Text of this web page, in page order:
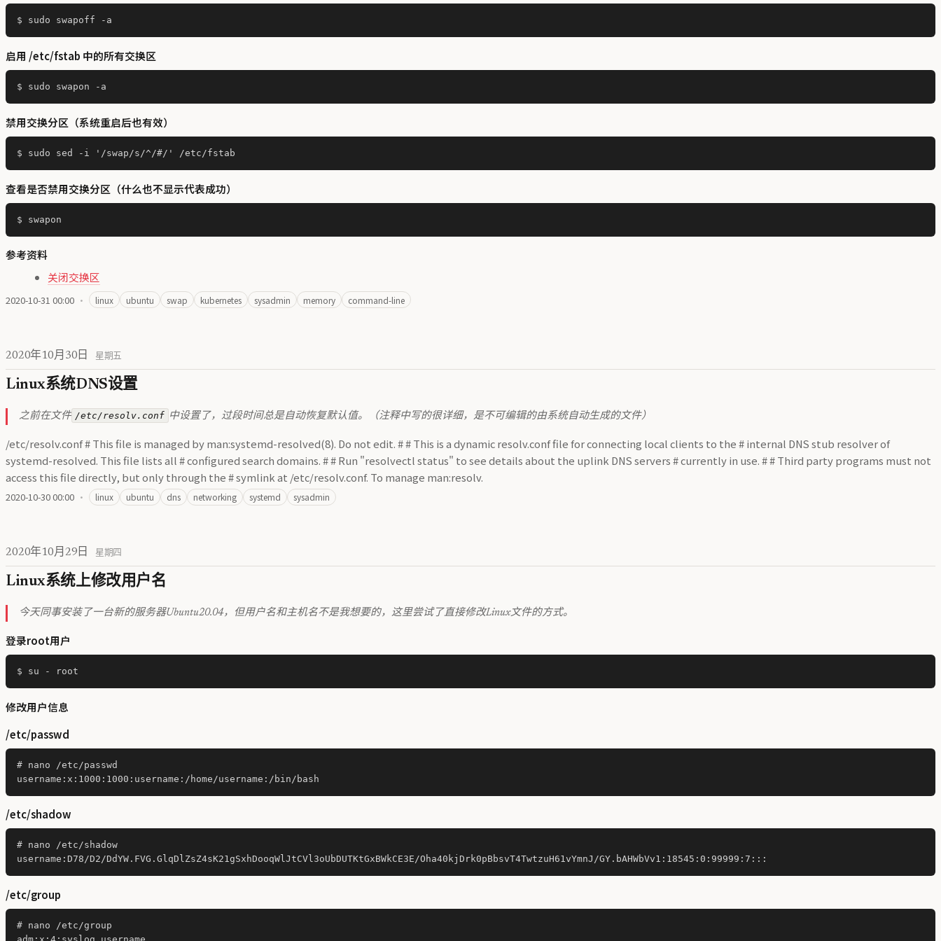
启用 /etc/fstab 中的所有交换区
禁用交换分区（系统重启后也有效）
查看是否禁用交换分区（什么也不显示代表成功）
参考资料
关闭交换区
2020-10-31 00:00 · linux ubuntu swap kubernetes sysadmin memory command-line
2020年10月30日 星期五
Linux系统DNS设置
之前在文件 /etc/resolv.conf 中设置了，过段时间总是自动恢复默认值。（注释中写的很详细，是不可编辑的由系统自动生成的文件）
/etc/resolv.conf # This file is managed by man:systemd-resolved(8). Do not edit. # # This is a dynamic resolv.conf file for connecting local clients to the # internal DNS stub resolver of
systemd-resolved. This file lists all # configured search domains. # # Run "resolvectl status" to see details about the uplink DNS servers # currently in use. # # Third party programs must not
access this file directly, but only through the # symlink at /etc/resolv.conf. To manage man:resolv.
2020-10-30 00:00 · linux ubuntu dns networking systemd sysadmin
2020年10月29日 星期四
Linux系统上修改用户名
今天同事安装了一台新的服务器Ubuntu20.04，但用户名和主机名不是我想要的，这里尝试了直接修改Linux文件的方式。
登录root用户
修改用户信息
/etc/passwd
# nano /etc/passwd
/etc/shadow
# nano /etc/shadow
/etc/group
# nano /etc/group